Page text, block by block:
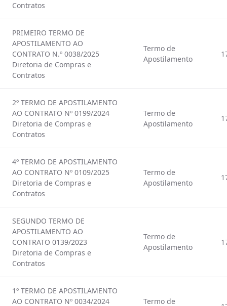
Contratos
PRIMEIRO TERMO DE
APOSTILAMENTO AO
CONTRATO N.º 0038/2025
Diretoria de Compras e
Contratos
Termo de
Apostilamento
2º TERMO DE APOSTILAMENTO
AO CONTRATO Nº 0199/2024
Diretoria de Compras e
Contratos
Termo de
Apostilamento
4º TERMO DE APOSTILAMENTO
AO CONTRATO Nº 0109/2025
Diretoria de Compras e
Contratos
Termo de
Apostilamento
SEGUNDO TERMO DE
APOSTILAMENTO AO
CONTRATO 0139/2023
Diretoria de Compras e
Contratos
Termo de
Apostilamento
1º TERMO DE APOSTILAMENTO
AO CONTRATO Nº 0034/2024
Termo de